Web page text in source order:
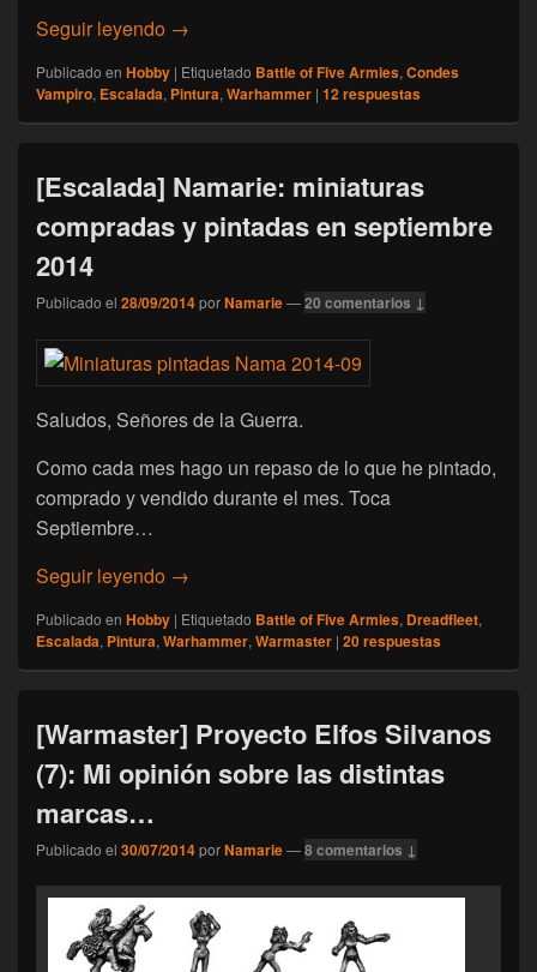
Seguir leyendo [Escalada] Namarie: miniaturas
→
Publicado en Hobby | Etiquetado Battle of Five Armies, Condes
Vampiro, Escalada, Pintura, Warhammer | 12respuestas
[Escalada] Namarie: miniaturas
compradas y pintadas en septiembre
2014
Publicado el 28/09/2014porNamarie—20 comentarios ↓
Saludos, Señores de la Guerra.
Como cada mes hago un repaso de lo que he pintado,
comprado y vendido durante el mes. Toca
Septiembre…
Seguir leyendo [Escalada] Namarie: miniaturas
→
Publicado en Hobby | Etiquetado Battle of Five Armies, Dreadfleet,
Escalada, Pintura, Warhammer, Warmaster | 20respuestas
[Warmaster] Proyecto Elfos Silvanos
(7): Mi opinión sobre las distintas
marcas…
Publicado el 30/07/2014porNamarie—8 comentarios ↓